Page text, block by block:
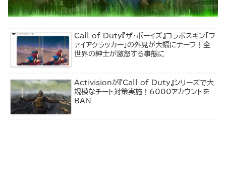
Call of Duty『ザ・ボーイズ』コラボスキン「フ
ァイアクラッカー」の外見が大幅にナーフ！全
世界の紳士が激怒する事態に
Activisionが『Call of Duty』シリーズで大
規模なチート対策実施！6000アカウントを
BAN